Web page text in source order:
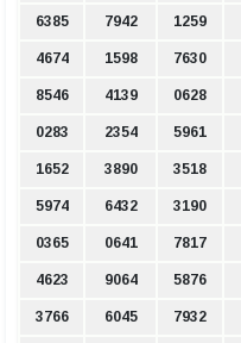
6385 7942 1259
4674 1598 7630
8546 4139 0628
0283 2354 5961
1652 3890 3518
5974 6432 3190
0365 0641 7817
4623 9064 5876
3766 6045 7932